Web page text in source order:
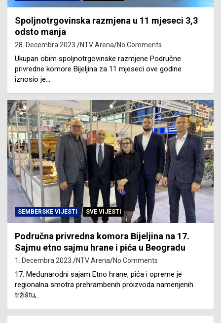
Spoljnotrgovinska razmjena u 11 mjeseci 3,3
odsto manja
28. Decembra 2023. NTV Arena No Comments
Ukupan obim spoljnotrgovinske razmjene Područne
privredne komore Bijeljina za 11 mjeseci ove godine
iznosio je…
SEMBERSKE VIJESTI SVE VIJESTI
Područna privredna komora Bijeljina na 17.
Sajmu etno sajmu hrane i pića u Beogradu
1. Decembra 2023. NTV Arena No Comments
17. Međunarodni sajam Etno hrane, pića i opreme je
regionalna smotra prehrambenih proizvoda namenjenih
tržištu,…